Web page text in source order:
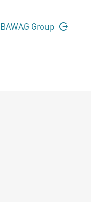
BAWAG Group